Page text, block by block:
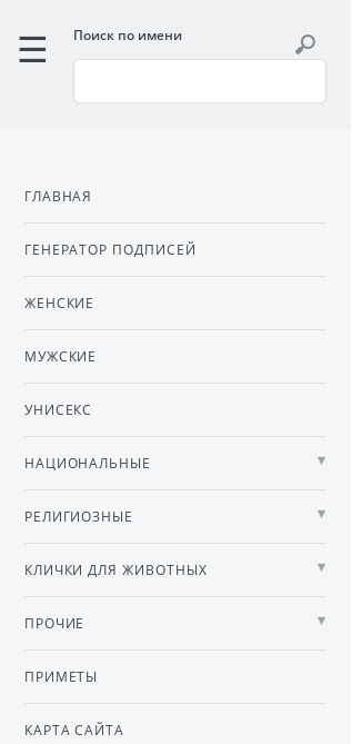
Поиск по имени
ГЛАВНАЯ
ГЕНЕРАТОР ПОДПИСЕЙ
ЖЕНСКИЕ
МУЖСКИЕ
УНИСЕКС
НАЦИОНАЛЬНЫЕ
РЕЛИГИОЗНЫЕ
КЛИЧКИ ДЛЯ ЖИВОТНЫХ
ПРОЧИЕ
ПРИМЕТЫ
КАРТА САЙТА